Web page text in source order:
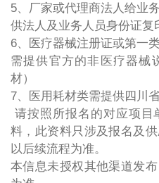
5、厂家或代理商法人给业
供法人及业务人员身份证复
6、医疗器械注册证或第一
需提供官方的非医疗器械
材）
7、医用耗材类需提供四川
请按照所报名的对应项目
料，此资料只涉及报名及
以后续流程为准。
本信息未授权其他渠道发